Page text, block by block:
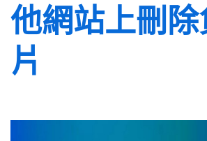
他網站上刪
片